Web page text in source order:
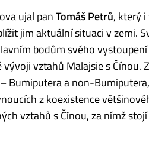
ujal panTomáš Petrů, který
jim aktuální situaci v zemi.
bodům svého
vztahů Malajsie s Čínou.
Bumiputera a non-
z koexistence
vztahů s Čínou, za nímž